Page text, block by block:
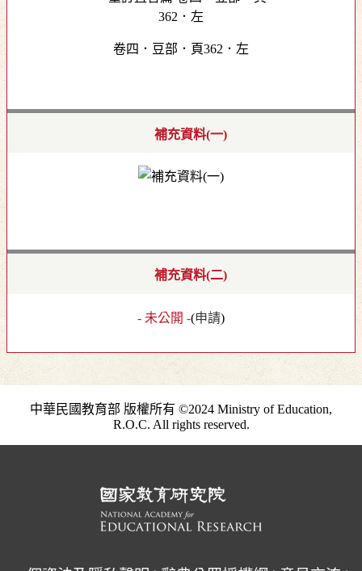
卷四．豆部．頁362．左
補充資料(一)
補充資料(二)
- 未公開 -(申請)
中華民國教育部 版權所有 ©2024 Ministry of Education,
R.O.C. All rights reserved.